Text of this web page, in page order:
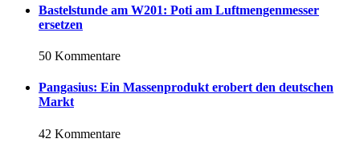
Bastelstunde am W201: Poti am Luftmengenmesser
ersetzen
50 Kommentare
Pangasius: Ein Massenprodukt erobert den deutschen
Markt
42 Kommentare